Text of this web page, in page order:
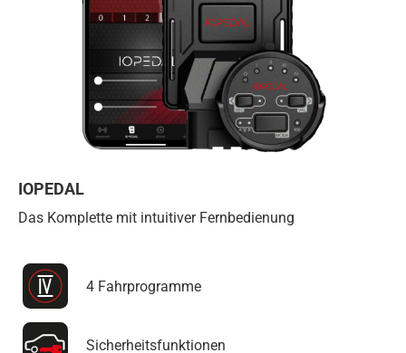
IOPEDAL
Das Komplette mit intuitiver Fernbedienung
4 Fahrprogramme
Sicherheitsfunktionen